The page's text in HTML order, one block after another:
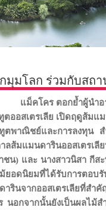
มโลก ร่วมกับสถ
แม็คโคร ตอกย้ำผู้นำ
ตออสเตรเลีย เปิดฤดูส้ม
พาณิชย์และการลงทุน
าลส้มแมนดารินออสเต
น) และ นางสาวนิสา กี
ยอดนิยมที่ได้รับการตอบ
รินจากออสเตรเลียที่
นอกจากนั้นยังเป็นผลไ